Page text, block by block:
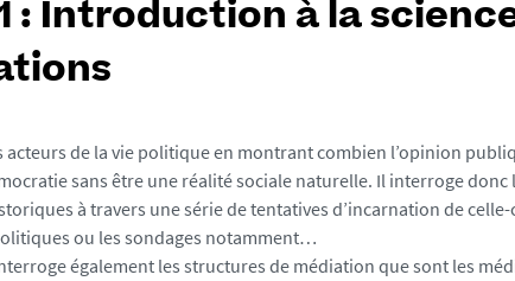
: Introduction à la
acteurs de la vie politique en montrant combien l’opinion
sans être une réalité sociale naturelle. Il interroge
à travers une série de tentatives d’incarnation de
ou les sondages notamment…
également les structures de médiation que sont les